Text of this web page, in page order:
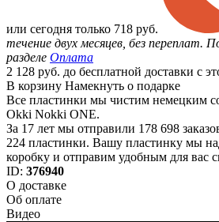
или сегодня только 718 руб.
течение двух месяцев, без переплат.
разделе Оплата
2 128 руб. до бесплатной доставки с
В корзину Намекнуть о подарке
Все пластинки мы чистим немецким
Okki Nokki ONE.
За 17 лет мы отправили 178 698
224 пластинки. Вашу пластинку мы
коробку и отправим удобным для вас
ID: 376940
О доставке
Об оплате
Видео